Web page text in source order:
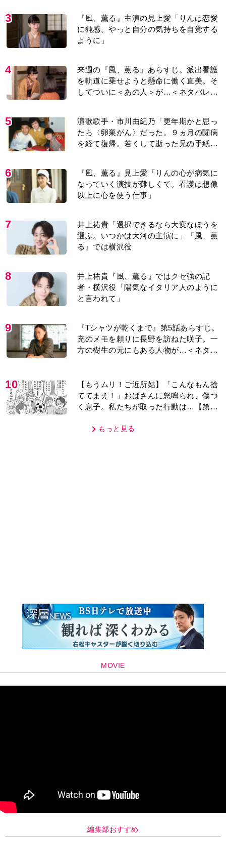
ように」
4
来週の『風、薫る』あらすじ。派出看護
してついに＜あの人＞が…＜ネタバレあ
り＞
5
演歌歌手・市川由紀乃「更年期かと思っ
を経て復帰。若くして逝った兄の手紙を
今も支えに」【2026上半期BEST】
6
『風、薫る』見上愛「りんの心が病気に
以上に心を使う仕事」
7
井上祐貴「選択できるなら大変なほうを
る』では横沢役
8
井上祐貴『風、薫る』ではクセ強の記
と言われて」
9
『Tシャツが乾くまで』第5話あらすじ。
方の樹生の元にもある人物が…＜ネタバ
レあり＞
10
く息子。私たちが取った行動は…【第3
話】
もっと見る